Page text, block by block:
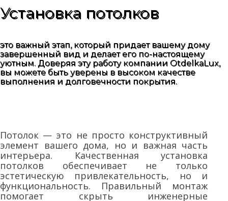
Установка потолков
это важный этап, который придает вашему дому
завершенный вид и делает его по-настоящему
уютным. Доверяя эту работу компании OtdelkaLux,
вы можете быть уверены в высоком качестве
выполнения и долговечности покрытия.
Потолок — это не просто конструктивный
элемент вашего дома, но и важная часть
интерьера. Качественная установка
потолков обеспечивает не только
эстетическую привлекательность, но и
функциональность. Правильный монтаж
помогает скрыть инженерные